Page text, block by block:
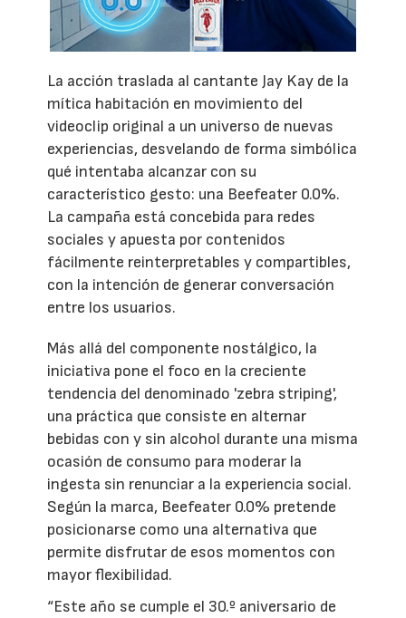
La acción traslada al cantante Jay Kay de la
mítica habitación en movimiento del
videoclip original a un universo de nuevas
experiencias, desvelando de forma simbólica
qué intentaba alcanzar con su
característico gesto: una Beefeater 0.0%.
La campaña está concebida para redes
sociales y apuesta por contenidos
fácilmente reinterpretables y compartibles,
con la intención de generar conversación
entre los usuarios.
Más allá del componente nostálgico, la
iniciativa pone el foco en la creciente
tendencia del denominado 'zebra striping',
una práctica que consiste en alternar
bebidas con y sin alcohol durante una misma
ocasión de consumo para moderar la
ingesta sin renunciar a la experiencia social.
Según la marca, Beefeater 0.0% pretende
posicionarse como una alternativa que
permite disfrutar de esos momentos con
mayor flexibilidad.
“Este año se cumple el 30.º aniversario de